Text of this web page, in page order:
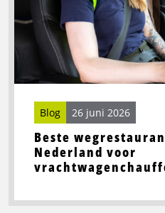
Beste
Nederland voor
Blog 26 juni 2026
Noord-
Nederland
voor
vrachtwagenchauffeurs